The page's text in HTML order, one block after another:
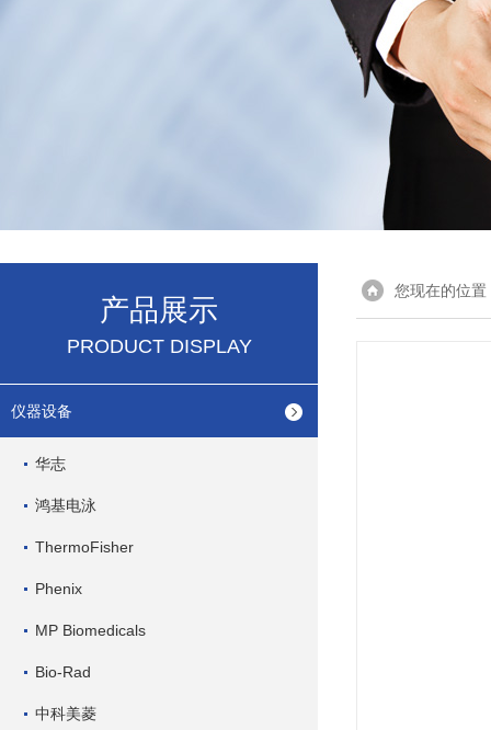
产品展示
PRODUCT DISPLAY
仪器设备
华志
鸿基电泳
ThermoFisher
Phenix
MP Biomedicals
Bio-Rad
中科美菱
您现在的位置